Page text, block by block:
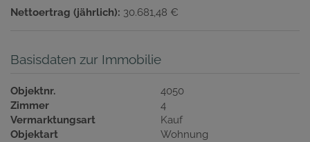
Nettoertrag (jährlich): 30.681,48 €
Basisdaten zur Immobilie
Objektnr.
4050
Zimmer
4
Vermarktungsart
Kauf
Objektart
Wohnung